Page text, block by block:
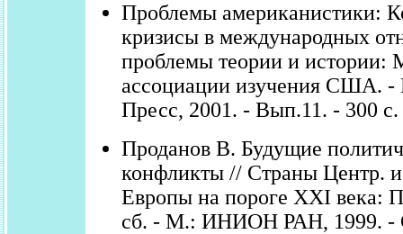
Проблемы американистики:
кризисы в международных
проблемы теории и истории:
ассоциации изучения
Пресс, 2001. - Вып.11. - 300 с.
Проданов В. Будущие
конфликты // Страны Центр.
Европы на пороге XXI века:
сб. - М.: ИНИОН РАН, 1999. -